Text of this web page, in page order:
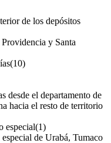
de los depósitos
y Santa
(10)
desde el departamento de
hacia el resto de territorio
especial(1)
de Urabá, Tumaco